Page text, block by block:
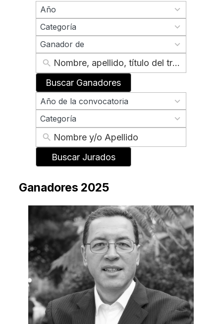
Año
70
results
available
Categoría
results
available
Ganador de
results
available
Buscar Ganadores
Año de la convocatoria
70
results
available
Categoría
results
available
Buscar Jurados
Ganadores 2025